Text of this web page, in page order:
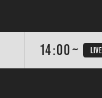
14:00~ LIVE